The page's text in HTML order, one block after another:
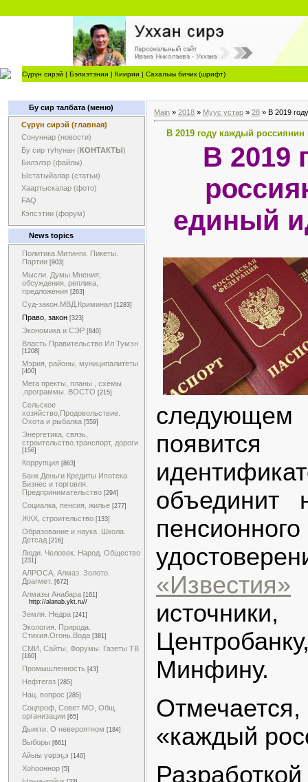
Сүрүн сирэй | Бэлиэтэнии | Киирии | Сахалыы бичик (шрифт)
Бу сир талбата (меню)
Сүрүн сирэй (главная)
Сонуннар (новости)
Бу сир туһунан (КОНТАКТЫ)
Билэлэр (файлы)
Ыстатыйалар (статьи)
Хаартыскалар (фото)
FAQ
Кэпсэтии (форум)
News topics
Политика.Митинги. Пикеты.
Партии [903]
Мысли. Думы.Мнения,
обсуждения, реплика,
предложения [263]
Суд-закон.МВД.Криминал [1283]
Право, закон [323]
Экономика и СЭР [840]
Власть Правительство Ил Тумэн
[1208]
Мэрия, районы, муниципалитеты
[400]
Мега пректы, планы , схемы
,программы. ВОСТО [215]
Сельское
хозяйство,Продовольствие.
Охота и рыбалка [559]
Энергетика, связь,
строительство.транспорт, дороги
[156]
Коррупция [863]
Банк Деньги Кредиты Ипотека
Бизнес и торговля.
Предпринимательство [294]
Социалка, пенсия, жилье [277]
ЖКХ, строительство [133]
Образование и наука. Школа.
Детсад [216]
Люди. Человек. Народ. Общество
[231]
АЛРОСА, Алмаз. Золото.
Драгмет. [672]
Алмазы Анабара [161]
http://alanab.ykt.ru//
Земля. Недра [241]
Экология. Природа.
Стихия.Огонь.Вода [381]
СМИ, Сайты, Форумы. Газеты ТВ
[160]
Промышленность [43]
Нефтегаз [285]
Нац. вопрос [285]
Соцпроф, Совет МО, Общ.
организации [65]
Дьикти. О невероятном [184]
Выборы [661]
Айыы үөрэҕэ [140]
Хоһооннор [5]
Main » 2018 » Муус устар » 28 » В 2019
В 2019 году каждый
В 2019
единый
объединит
«Известия»
Минфину.
«каждый